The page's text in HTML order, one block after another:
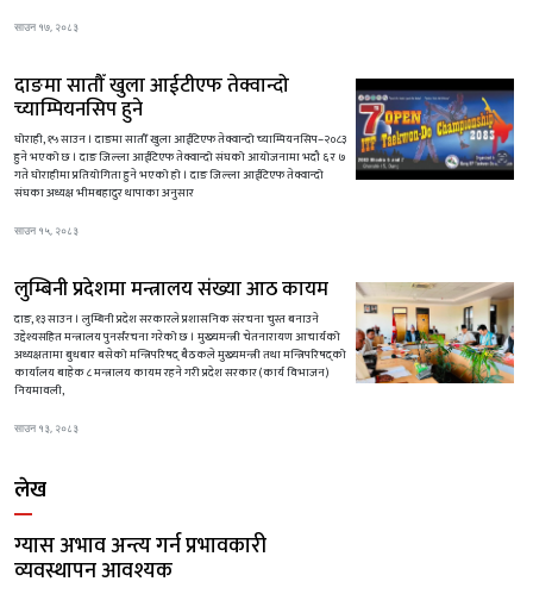
साउन १७, २०८३
दाङमा सातौँ खुला आईटीएफ तेक्वान्दो
च्याम्पियनसिप हुने
घोराही, १५ साउन । दाङमा सातौँ खुला आईटिएफ तेक्वान्दो च्याम्पियनसिप–२०८३
हुने भएको छ । दाङ जिल्ला आईटिएफ तेक्वान्दो संघको आयोजनामा भदौ ६ र ७
गते घोराहीमा प्रतियोगिता हुने भएको हो । दाङ जिल्ला आईटिएफ तेक्वान्दो
संघका अध्यक्ष भीमबहादुर थापाका अनुसार
साउन १५, २०८३
लुम्बिनी प्रदेशमा मन्त्रालय संख्या आठ कायम
दाङ, १३ साउन । लुम्बिनी प्रदेश सरकारले प्रशासनिक संरचना चुस्त बनाउने
उद्देश्यसहित मन्त्रालय पुनर्संरचना गरेको छ । मुख्यमन्त्री चेतनारायण आचार्यको
अध्यक्षतामा बुधबार बसेको मन्त्रिपरिषद् बैठकले मुख्यमन्त्री तथा मन्त्रिपरिषद्को
कार्यालय बाहेक ८ मन्त्रालय कायम रहने गरी प्रदेश सरकार (कार्य विभाजन)
नियमावली,
साउन १३, २०८३
लेख
ग्यास अभाव अन्त्य गर्न प्रभावकारी
व्यवस्थापन आवश्यक